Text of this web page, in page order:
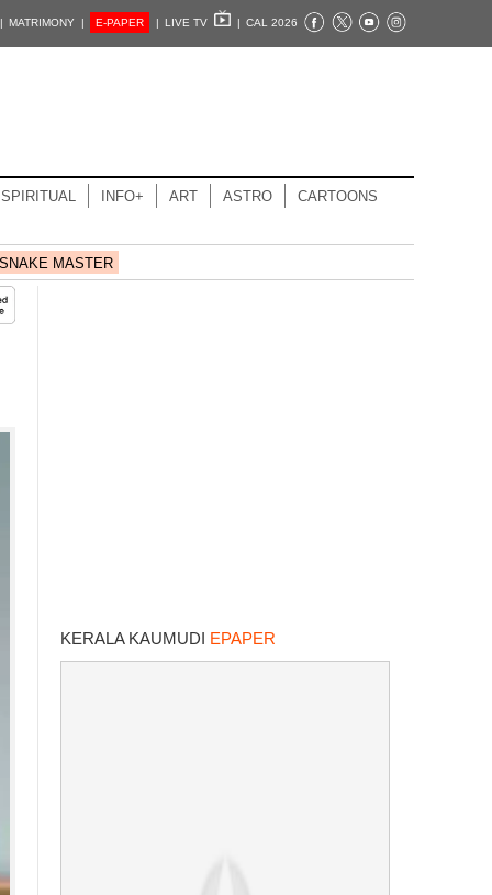
| MATRIMONY | E-PAPER | LIVE TV | CAL 2026
SPIRITUAL INFO+ ART ASTRO CARTOONS
SNAKE MASTER
KERALA KAUMUDI EPAPER